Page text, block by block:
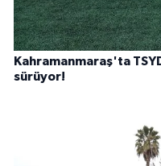
Kahramanmaraş'ta
sürüyor!